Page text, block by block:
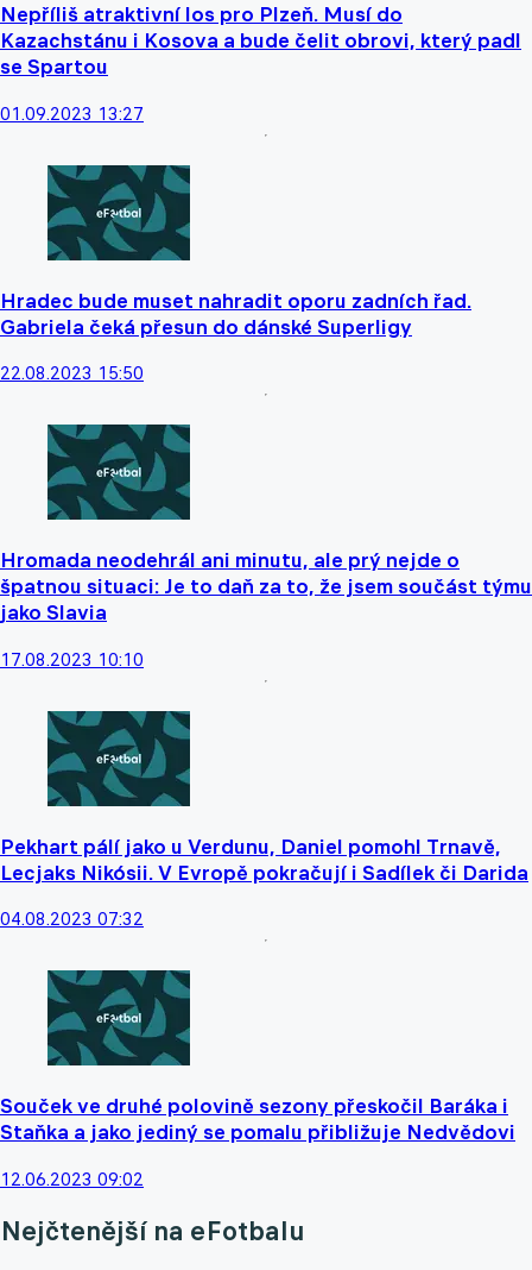
Nepříliš atraktivní los pro Plzeň. Musí do
Kazachstánu i Kosova a bude čelit obrovi, který padl
se Spartou
01.09.2023 13:27
Hradec bude muset nahradit oporu zadních řad.
Gabriela čeká přesun do dánské Superligy
22.08.2023 15:50
Hromada neodehrál ani minutu, ale prý nejde o
špatnou situaci: Je to daň za to, že jsem součást týmu
jako Slavia
17.08.2023 10:10
Pekhart pálí jako u Verdunu, Daniel pomohl Trnavě,
Lecjaks Nikósii. V Evropě pokračují i Sadílek či Darida
04.08.2023 07:32
Souček ve druhé polovině sezony přeskočil Baráka i
Staňka a jako jediný se pomalu přibližuje Nedvědovi
12.06.2023 09:02
Nejčtenější na eFotbalu